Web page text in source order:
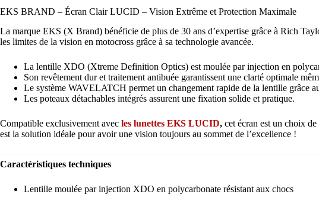
EKS BRAND – Écran Clair LUCID – Vision Extrême et Protection Maximale
La marque EKS (X Brand) bénéficie de plus de 30 ans d’expertise grâce à Rich
les limites de la vision en motocross grâce à sa technologie avancée.
La lentille XDO (Xtreme Definition Optics) est moulée par injection en
Son revêtement dur et traitement antibuée garantissent une clarté optimale
Le système WAVELATCH permet un changement rapide de la lentille grâce
Les poteaux détachables intégrés assurent une fixation solide et pratique.
Compatible exclusivement avec les lunettes EKS LUCID, cet écran est un choix
est la solution idéale pour avoir une vision toujours au sommet de l’excellence !
Caractéristiques techniques
Lentille moulée par injection XDO en polycarbonate résistant aux chocs